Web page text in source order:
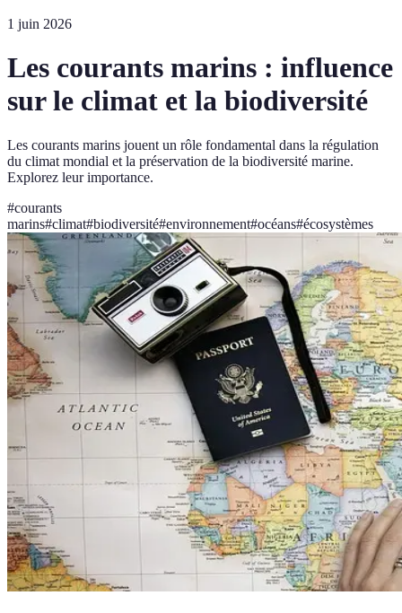
1 juin 2026
Les courants marins : influence
sur le climat et la biodiversité
Les courants marins jouent un rôle fondamental dans la régulation
du climat mondial et la préservation de la biodiversité marine.
Explorez leur importance.
#courants
marins#climat#biodiversité#environnement#océans#écosystèmes